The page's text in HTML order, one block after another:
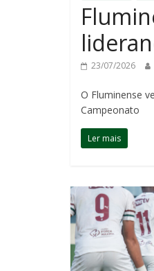
23/07/2026
O Fluminense
Campeonato
Ler mais